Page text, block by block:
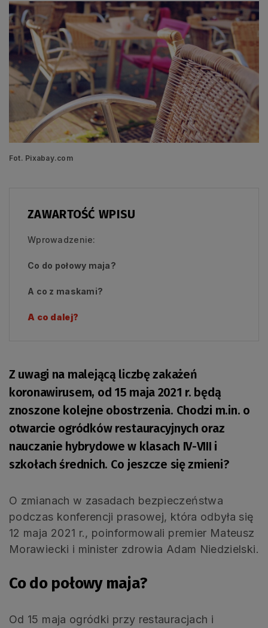
Fot. Pixabay.com
ZAWARTOŚĆ WPISU
Wprowadzenie:
Co do połowy maja?
A co z maskami?
A co dalej?
Z uwagi na malejącą liczbę zakażeń
koronawirusem, od 15 maja 2021 r. będą
znoszone kolejne obostrzenia. Chodzi m.in. o
otwarcie ogródków restauracyjnych oraz
nauczanie hybrydowe w klasach IV-VIII i
szkołach średnich. Co jeszcze się zmieni?
O zmianach w zasadach bezpieczeństwa
podczas konferencji prasowej, która odbyła się
12 maja 2021 r., poinformowali premier Mateusz
Morawiecki i minister zdrowia Adam Niedzielski.
Co do połowy maja?
Od 15 maja ogródki przy restauracjach i